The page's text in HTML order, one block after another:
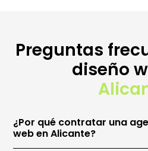
Preguntas
diseño
¿Por qué contratar una
web en Alicante?